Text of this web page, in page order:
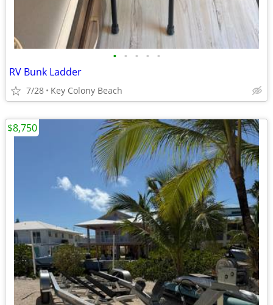
• • • • •
RV Bunk Ladder
7/28 Key Colony Beach
$8,750